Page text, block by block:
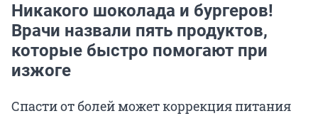
Никакого шоколада и бургеров!
Врачи назвали пять продуктов,
которые быстро помогают при
изжоге
Спасти от болей может коррекция питания